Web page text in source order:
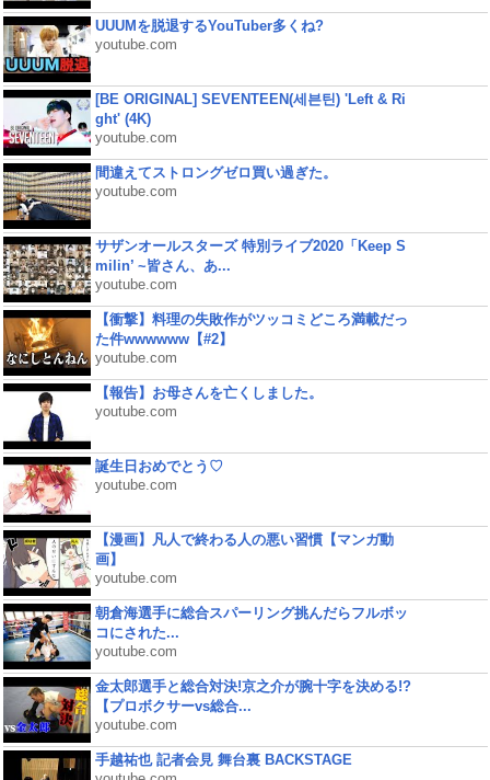
UUUMを脱退するYouTuber多くね?
youtube.com
[BE ORIGINAL] SEVENTEEN(세븐틴) 'Left & Ri
ght' (4K)
youtube.com
間違えてストロングゼロ買い過ぎた。
youtube.com
サザンオールスターズ 特別ライブ2020「Keep S
milin’ ~皆さん、あ...
youtube.com
【衝撃】料理の失敗作がツッコミどころ満載だっ
た件wwwwww【#2】
youtube.com
【報告】お母さんを亡くしました。
youtube.com
誕生日おめでとう♡
youtube.com
【漫画】凡人で終わる人の悪い習慣【マンガ動
画】
youtube.com
朝倉海選手に総合スパーリング挑んだらフルボッ
コにされた...
youtube.com
金太郎選手と総合対決!京之介が腕十字を決める!?
【プロボクサーvs総合...
youtube.com
手越祐也 記者会見 舞台裏 BACKSTAGE